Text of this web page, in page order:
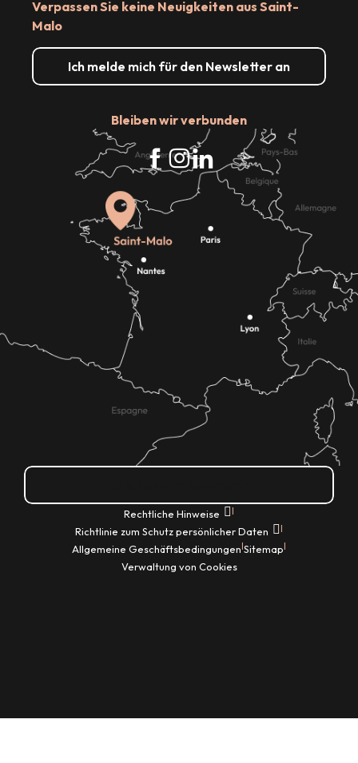
Verpassen Sie keine Neuigkeiten aus Saint-
Malo
Ich melde mich für den Newsletter an
Bleiben wir verbunden
Rechtliche Hinweise |
Richtlinie zum Schutz persönlicher Daten |
Allgemeine Geschäftsbedingungen|Sitemap|
Verwaltung von Cookies